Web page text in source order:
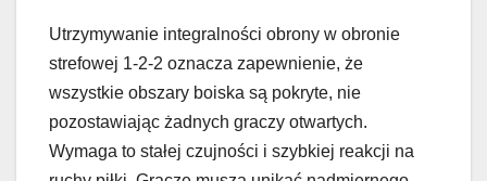
Utrzymywanie integralności obrony w obronie
strefowej 1-2-2 oznacza zapewnienie, że
wszystkie obszary boiska są pokryte, nie
pozostawiając żadnych graczy otwartych.
Wymaga to stałej czujności i szybkiej reakcji na